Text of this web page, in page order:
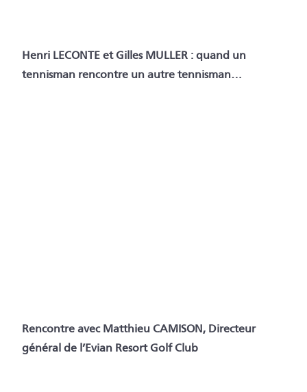
Henri LECONTE et Gilles MULLER : quand un
tennisman rencontre un autre tennisman…
Rencontre avec Matthieu CAMISON, Directeur
général de l’Evian Resort Golf Club